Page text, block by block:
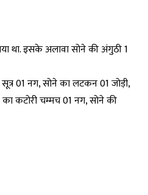
था. इसके अलावा सोने की अंगुठी 1
01 नग, सोने का लटकन 01 जोड़ी,
कटोरी चम्मच 01 नग, सोने की